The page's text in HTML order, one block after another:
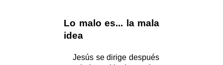
Lo malo es... la mala
idea
Jesús se dirige después